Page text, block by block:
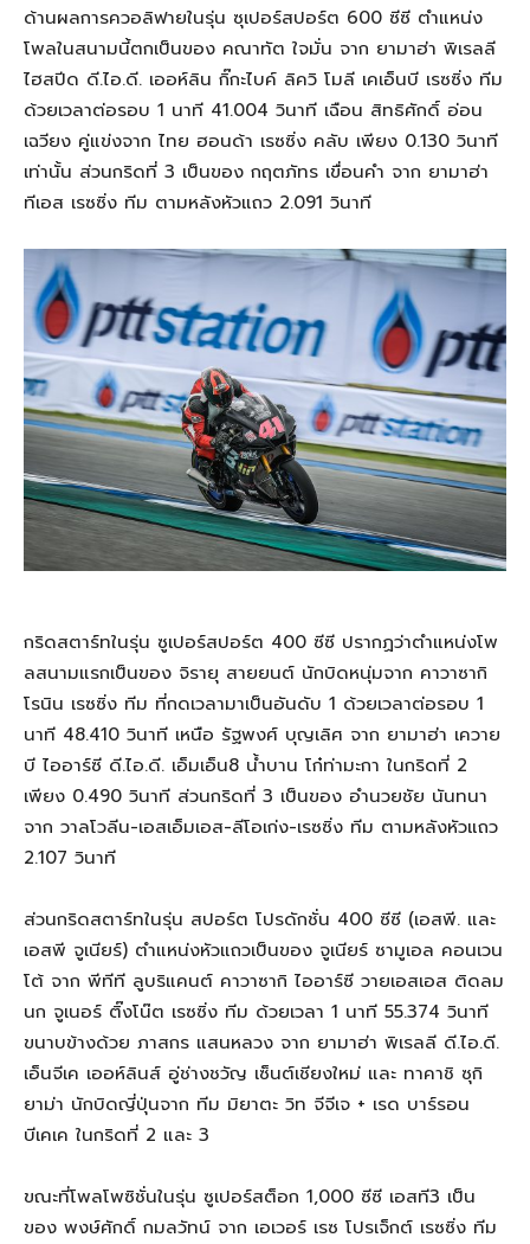
ด้านผลการควอลิฟายในรุ่น ซุเปอร์สปอร์ต 600 ซีซี ตำแหน่ง
โพลในสนามนี้ตกเป็นของ คณาทัต ใจมั่น จาก ยามาฮ่า พิเรลลี
ไฮสปีด ดี.ไอ.ดี. เออห์ลิน กิ๊กะไบค์ ลิควิ โมลี เคเอ็นบี เรซซิ่ง ทีม
ด้วยเวลาต่อรอบ 1 นาที 41.004 วินาที เฉือน สิทธิศักดิ์ อ่อน
เฉวียง คู่แข่งจาก ไทย ฮอนด้า เรซซิ่ง คลับ เพียง 0.130 วินาที
เท่านั้น ส่วนกริดที่ 3 เป็นของ กฤตภัทร เขื่อนคำ จาก ยามาฮ่า
ทีเอส เรซซิ่ง ทีม ตามหลังหัวแถว 2.091 วินาที
กริดสตาร์ทในรุ่น ซูเปอร์สปอร์ต 400 ซีซี ปรากฏว่าตำแหน่งโพ
ลสนามแรกเป็นของ จิรายุ สายยนต์ นักบิดหนุ่มจาก คาวาซากิ
โรนิน เรซซิ่ง ทีม ที่กดเวลามาเป็นอันดับ 1 ด้วยเวลาต่อรอบ 1
นาที 48.410 วินาที เหนือ รัฐพงศ์ บุญเลิศ จาก ยามาฮ่า เควาย
บี ไออาร์ซี ดี.ไอ.ดี. เอ็มเอ็น8 น้ำบาน โก๋ท่ามะกา ในกริดที่ 2
เพียง 0.490 วินาที ส่วนกริดที่ 3 เป็นของ อำนวยชัย นันทนา
จาก วาลโวลีน-เอสเอ็มเอส-ลีโอเก่ง-เรซซิ่ง ทีม ตามหลังหัวแถว
2.107 วินาที
ส่วนกริดสตาร์ทในรุ่น สปอร์ต โปรดักชั่น 400 ซีซี (เอสพี. และ
เอสพี จูเนียร์) ตำแหน่งหัวแถวเป็นของ จูเนียร์ ซามูเอล คอนเวน
โต้ จาก พีทีที ลูบริแคนต์ คาวาซากิ ไออาร์ซี วายเอสเอส ติดลม
นก จูเนอร์ ติ๊งโน๊ต เรซซิ่ง ทีม ด้วยเวลา 1 นาที 55.374 วินาที
ขนาบข้างด้วย ภาสกร แสนหลวง จาก ยามาฮ่า พิเรลลี ดี.ไอ.ดี.
เอ็นจีเค เออห์ลินส์ อู่ช่างชวัญ เซ็นต์เชียงใหม่ และ ทาคาชิ ซุกิ
ยาม่า นักบิดญี่ปุ่นจาก ทีม มิยาตะ วิท จีจีเจ + เรด บาร์รอน
บีเคเค ในกริดที่ 2 และ 3
ขณะที่โพลโพซิชั่นในรุ่น ซูเปอร์สต็อก 1,000 ซีซี เอสที3 เป็น
ของ พงษ์ศักดิ์ กมลวัทน์ จาก เอเวอร์ เรซ โปรเจ็กต์ เรซซิ่ง ทีม